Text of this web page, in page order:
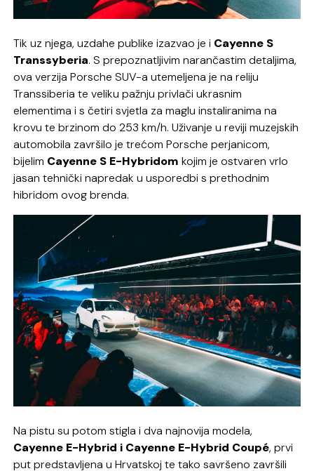
Tik uz njega, uzdahe publike izazvao je i Cayenne S
Transsyberia. S prepoznatljivim narančastim detaljima,
ova verzija Porsche SUV-a utemeljena je na reliju
Transsiberia te veliku pažnju privlači ukrasnim
elementima i s četiri svjetla za maglu instaliranima na
krovu te brzinom do 253 km/h. Uživanje u reviji muzejskih
automobila završilo je trećom Porsche perjanicom,
bijelim Cayenne S E-Hybridom kojim je ostvaren vrlo
jasan tehnički napredak u usporedbi s prethodnim
hibridom ovog brenda.
Na pistu su potom stigla i dva najnovija modela,
Cayenne E-Hybrid i Cayenne E-Hybrid Coupé, prvi
put predstavljena u Hrvatskoj te tako savršeno završili